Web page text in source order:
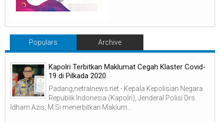
Populars Archive
Kapolri Terbitkan Maklumat Cegah Klaster Covid-
19 di Pilkada 2020
Padang,netralnews.net - Kepala Kepolisian Negara
Republik Indonesia (Kapolri), Jenderal Polisi Drs.
Idham Azis, M.Si menerbitkan Maklum...